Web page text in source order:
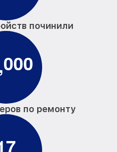
починили
,000
по ремонту
7